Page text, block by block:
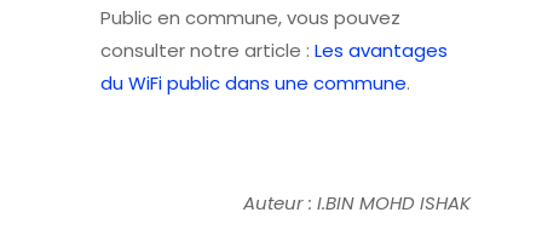
Public en commune, vous pouvez
consulter notre article :Les avantages
du WiFi public dans une commune.
Auteur : I.BIN MOHD ISHAK